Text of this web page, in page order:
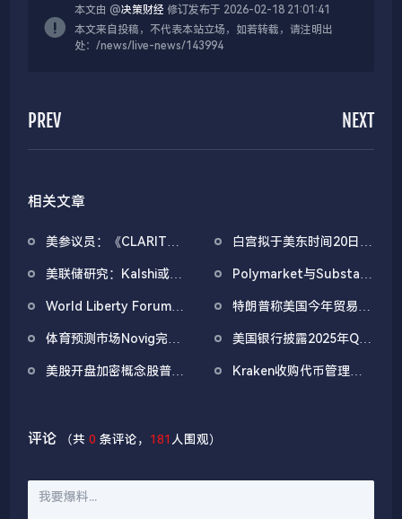
本文由 @决策财经 修订发布于 2026-02-18 21:01:41
本文来自投稿，不代表本站立场，如若转载，请注明出
处：/news/live-news/143994
PREV NEXT
相关文章
美参议员：《CLARITY
白宫拟于美东时间20日上
问题会议
美联储研究：Kalshi或可
工具
Polymarket与Substack
数据至新闻内容
World Liberty Forum政
总
特朗普称美国今年贸易逆
体育预测市场Novig完成
Pantera Capital领投
美国银行披露2025年Q4
BMNR，持股增幅达
美股开盘加密概念股普
Kraken收购代币管理公
评论 （共0 条评论， 181 人围观）